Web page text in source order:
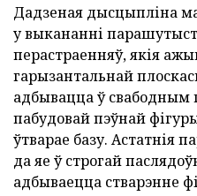
Дадзеная дысцыпліна
у выкананні
перастраенняў, якія
гарызантальнай
адбывацца ў свабодным
пабудовай пэўнай
ўтварае базу. Астатнія
да яе ў строгай
адбываецца стварэнне